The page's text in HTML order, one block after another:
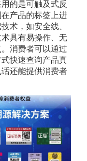
的是可触及式反
产品的标签上进
术，如安全线、
具有易操作、无
消费者可以通过
快速查询产品真
还能提供消费者